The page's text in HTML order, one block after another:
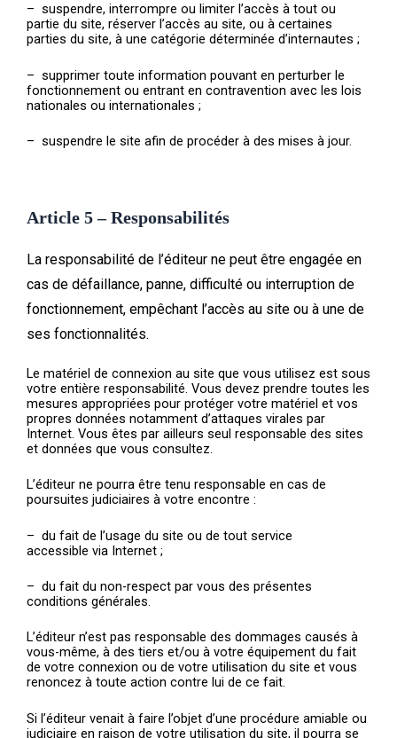
– suspendre, interrompre ou limiter l’accès à tout ou
partie du site, réserver l’accès au site, ou à certaines
parties du site, à une catégorie déterminée d’internautes ;
– supprimer toute information pouvant en perturber le
fonctionnement ou entrant en contravention avec les lois
nationales ou internationales ;
– suspendre le site afin de procéder à des mises à jour.
Article 5 – Responsabilités
La responsabilité de l’éditeur ne peut être engagée en
cas de défaillance, panne, difficulté ou interruption de
fonctionnement, empêchant l’accès au site ou à une de
ses fonctionnalités.
Le matériel de connexion au site que vous utilisez est sous
votre entière responsabilité. Vous devez prendre toutes les
mesures appropriées pour protéger votre matériel et vos
propres données notamment d’attaques virales par
Internet. Vous êtes par ailleurs seul responsable des sites
et données que vous consultez.
L’éditeur ne pourra être tenu responsable en cas de
poursuites judiciaires à votre encontre :
– du fait de l’usage du site ou de tout service
accessible via Internet ;
– du fait du non-respect par vous des présentes
conditions générales.
L’éditeur n’est pas responsable des dommages causés à
vous-même, à des tiers et/ou à votre équipement du fait
de votre connexion ou de votre utilisation du site et vous
renoncez à toute action contre lui de ce fait.
Si l’éditeur venait à faire l’objet d’une procédure amiable ou
judiciaire en raison de votre utilisation du site, il pourra se